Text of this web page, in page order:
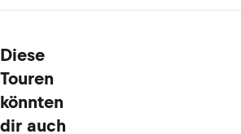
Diese
Touren
könnten
dir auch